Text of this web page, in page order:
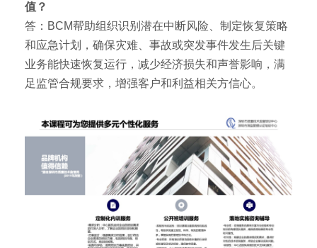
值？
答：BCM帮助组织识别潜在中断风险、制定恢复策略
和应急计划，确保灾难、事故或突发事件发生后关键
业务能快速恢复运行，减少经济损失和声誉影响，满
足监管合规要求，增强客户和利益相关方信心。